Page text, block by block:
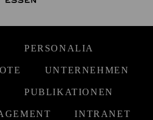
PERSONALIA
UNTERNEHMEN
PUBLIKATIONEN
INTRANET